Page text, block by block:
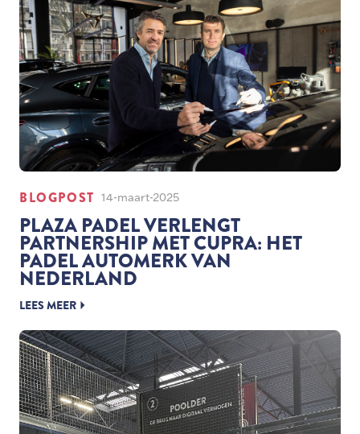
BLOGPOST 14-maart-2025
PLAZA PADEL VERLENGT
PARTNERSHIP MET CUPRA: HET
PADEL AUTOMERK VAN
NEDERLAND
LEES MEER